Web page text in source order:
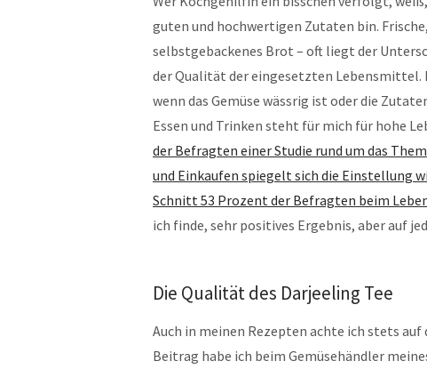
guten und hochwertigen Zutaten bin.
selbstgebackenes Brot – oft liegt der
der Qualität der eingesetzten Lebensmittel.
wenn das Gemüse wässrig ist oder die
Essen und Trinken steht für mich für hohe
der Befragten einer Studie rund um das
und Einkaufen spiegelt sich die Einstellung
Schnitt 53 Prozent der Befragten beim
ich finde, sehr positives Ergebnis, aber auf
Die Qualität des Darjeeling Tee
Auch in meinen Rezepten achte ich stets
Beitrag habe ich beim Gemüsehändler